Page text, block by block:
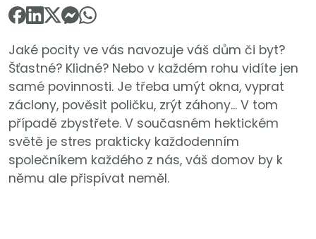
Jaké pocity ve vás navozuje váš dům či byt?
Šťastné? Klidné? Nebo v každém rohu vidíte jen
samé povinnosti. Je třeba umýt okna, vyprat
záclony, pověsit poličku, zrýt záhony... V tom
případě zbystřete. V současném hektickém
světě je stres prakticky každodenním
společníkem každého z nás, váš domov by k
němu ale přispívat neměl.